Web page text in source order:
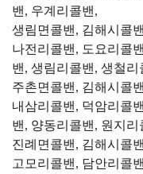
밴, 우계리콜밴,
생림면콜밴, 김해시콜
나전리콜밴, 도요리콜
밴, 생림리콜밴, 생철
주촌면콜밴, 김해시콜
내삼리콜밴, 덕암리콜
밴, 양동리콜밴, 원지
진례면콜밴, 김해시콜
고모리콜밴, 담안리콜